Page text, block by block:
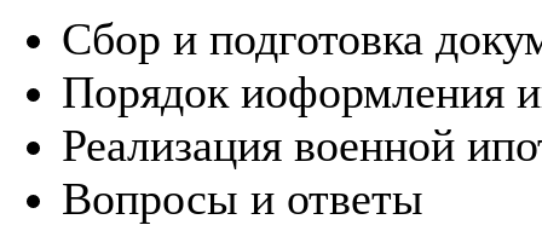
Сбор и подготовка
Порядок иоформления
Реализация военной
Вопросы и ответы